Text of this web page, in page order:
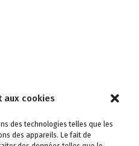
aux cookies
des technologies telles que les
des appareils. Le fait de